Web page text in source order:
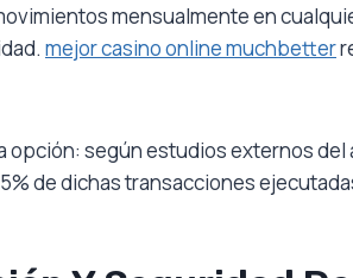
mensualmente en
mejor casino online muchbetter
opción: según estudios externos
de dichas transacciones